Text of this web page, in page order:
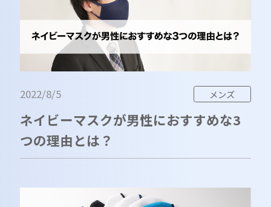
ネイビーマスクが男性におすすめな3
つの理由とは？
2022/8/5 メンズ